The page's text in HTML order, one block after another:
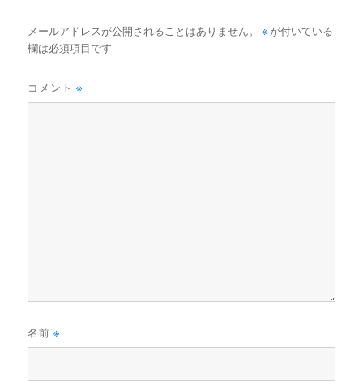
メールアドレスが公開されることはありません。 ※ が付いている
欄は必須項目です
コメント※
名前※